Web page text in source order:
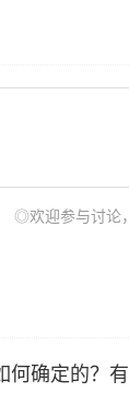
◎欢迎参与讨论
确定的？